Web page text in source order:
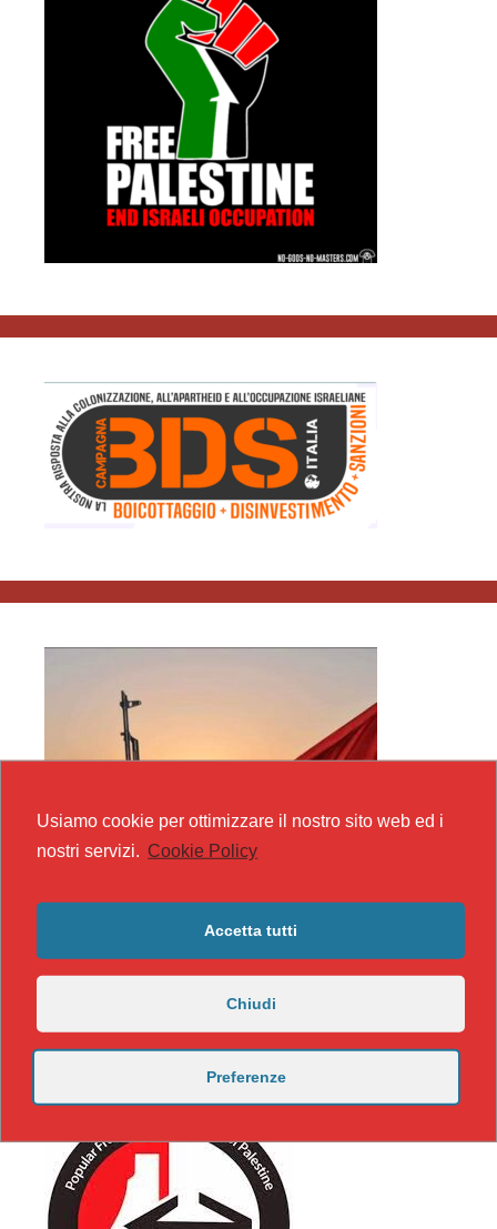
Usiamo cookie per ottimizzare il nostro sito web ed i
nostri servizi. Cookie Policy
Accetta tutti
Chiudi
Preferenze